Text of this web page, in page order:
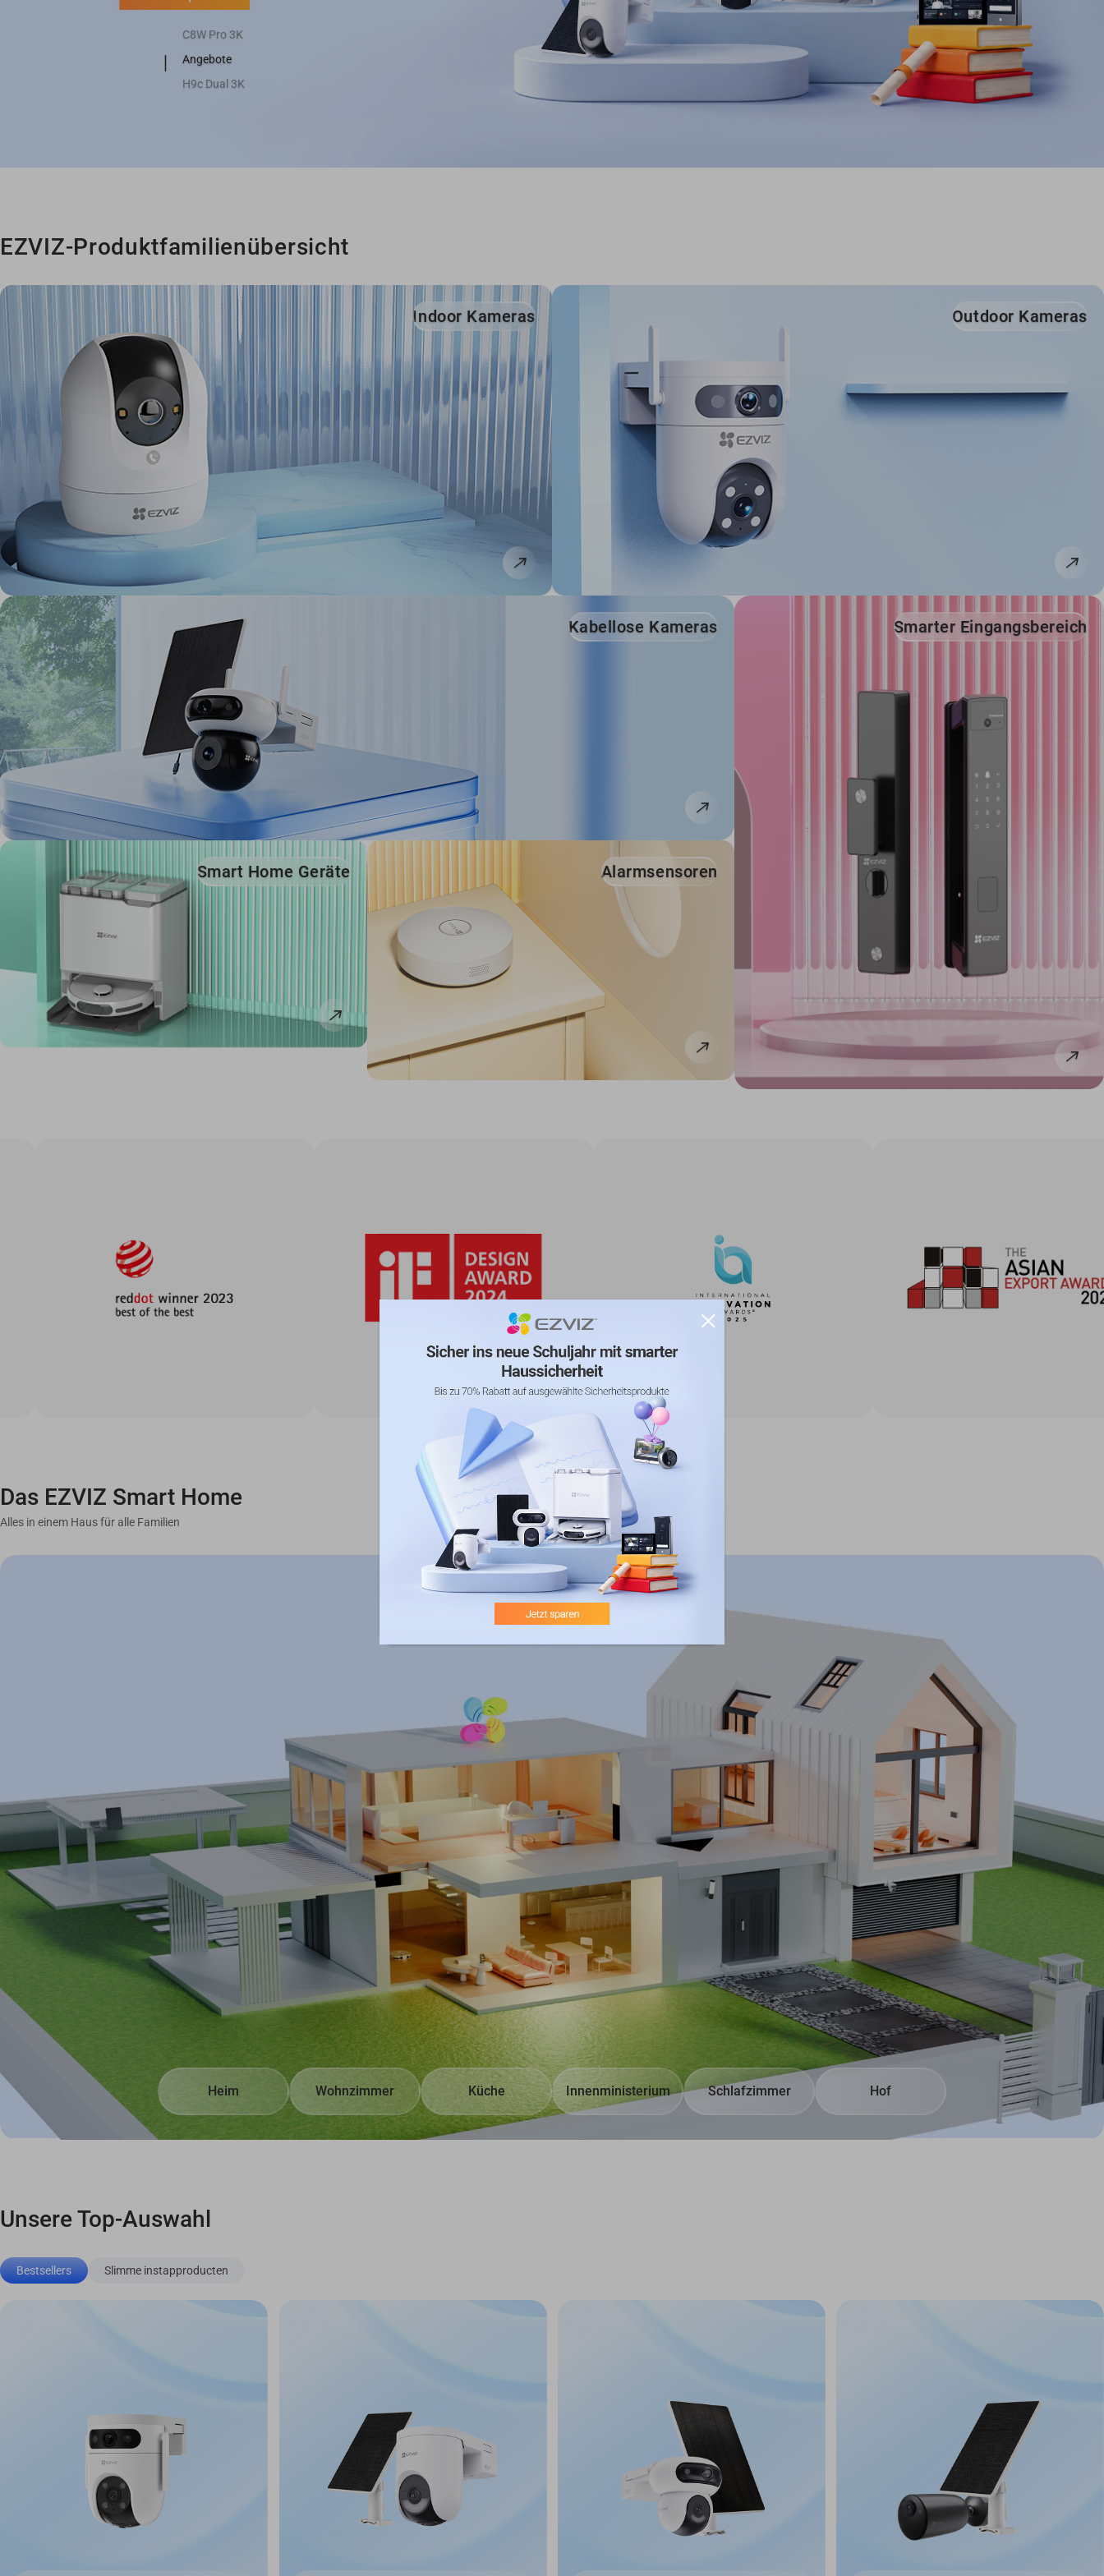
Angebote
H9c Dual 3K
HP7 pro
EZVIZ-Produktfamilienübersicht
Indoor Kameras Outdoor Kameras
Kabellose Kameras
Smart Home Geräte Alarmsensoren
Smarter Eingangsbereich
Das EZVIZ Smart Home
Alles in einem Haus für alle Familien
Heim Wohnzimmer Küche Innenministerium Schlafzimmer Hof
Unsere Top-Auswahl
Bestsellers Slimme instapproducten